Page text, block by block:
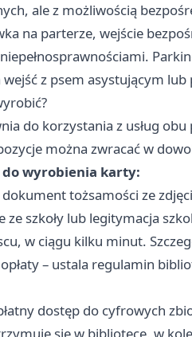
ale z możliwością
na parterze, wejście
z psem asystującym
do korzystania z usług
można zwracać w
wyrobienia karty:
tożsamości ze
ze szkoły lub legitymacja
w ciągu kilku minut.
– ustala regulamin
dostęp do cyfrowych